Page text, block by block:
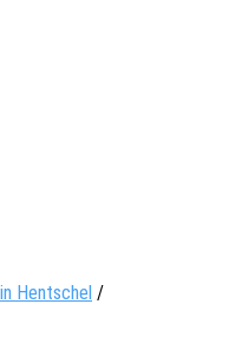
Hentschel /